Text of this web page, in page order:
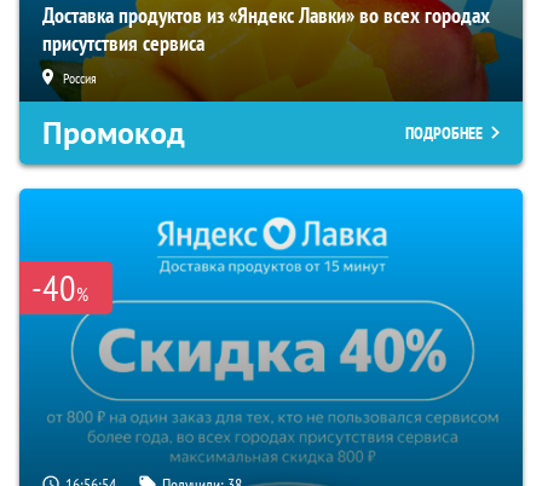
Доставка продуктов из «Яндекс Лавки» во всех городах
присутствия сервиса
Россия
Промокод ПОДРОБНЕЕ
-40%